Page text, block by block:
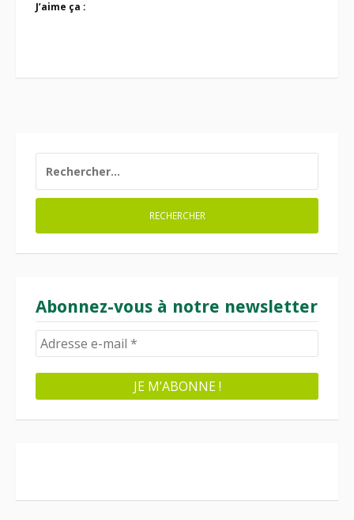
J’aime ça :
Abonnez-vous à notre newsletter